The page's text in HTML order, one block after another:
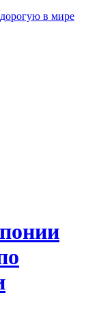
в мире